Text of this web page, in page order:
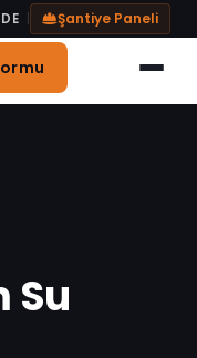
DE Şantiye Paneli
Su